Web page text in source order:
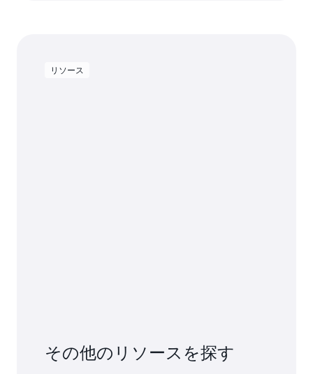
リソース
その他のリソースを探す